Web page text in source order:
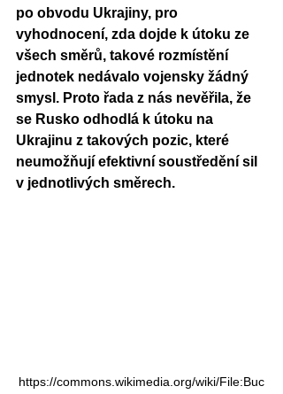
po obvodu Ukrajiny, pro
vyhodnocení, zda dojde k útoku ze
všech směrů, takové rozmístění
jednotek nedávalo vojensky žádný
smysl. Proto řada z nás nevěřila, že
se Rusko odhodlá k útoku na
Ukrajinu z takových pozic, které
neumožňují efektivní soustředění sil
v jednotlivých směrech.
https://commons.wikimedia.org/wiki/File:Buc